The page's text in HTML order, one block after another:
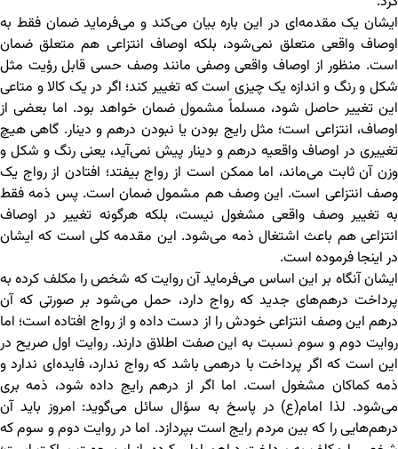
ایشان یک مقدمه‌ای در این باره بیان می‌کند و می‌فرماید ضمان فقط به
اوصاف واقعی متعلق نمی‌شود، بلکه اوصاف انتزاعی هم متعلق ضمان
است. منظور از اوصاف واقعی وصفی مانند وصف حسی قابل رؤیت مثل
شکل و رنگ و اندازه یک چیزی است که تغییر کند؛ اگر در یک کالا و متاعی
این تغییر حاصل شود، مسلماً مشمول ضمان خواهد بود. اما بعضی از
اوصاف، انتزاعی است؛ مثل رایج بودن یا نبودن درهم و دینار. گاهی هیچ
تغییری در اوصاف واقعیه درهم و دینار پیش نمی‌آید، یعنی رنگ و شکل و
وزن آن ثابت می‌ماند، اما ممکن است از رواج بیفتد؛ افتادن از رواج یک
وصف انتزاعی است. این وصف هم مشمول ضمان است. پس ذمه فقط
به تغییر وصف واقعی مشغول نیست، بلکه هرگونه تغییر در اوصاف
انتزاعی هم باعث اشتغال ذمه می‌شود. این مقدمه کلی است که ایشان
در اینجا فرموده است.
ایشان آنگاه بر این اساس می‌فرماید آن روایت که شخص را مکلف کرده به
پرداخت درهم‌های جدید که رواج دارد، حمل می‌شود بر صورتی که آن
درهم این وصف انتزاعی خودش را از دست داده و از رواج افتاده است؛ اما
روایت دوم و سوم نسبت به این صفت اطلاق دارند. روایت اول صریح در
این است که اگر پرداخت با درهمی باشد که رواج ندارد، فایده‌ای ندارد و
ذمه کماکان مشغول است. اما اگر از درهم رایج داده شود، ذمه بری
می‌شود. لذا امام(ع) در پاسخ به سؤال سائل می‌گوید: امروز باید آن
درهم‌هایی را که بین مردم رایج است بپردازد. اما در روایت دوم و سوم که